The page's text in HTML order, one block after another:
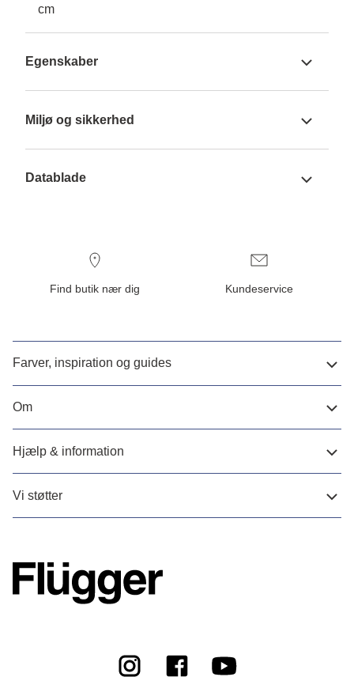
cm
Egenskaber
Miljø og sikkerhed
Datablade
Find butik nær dig Kundeservice
Farver, inspiration og guides
Om
Hjælp & information
Vi støtter